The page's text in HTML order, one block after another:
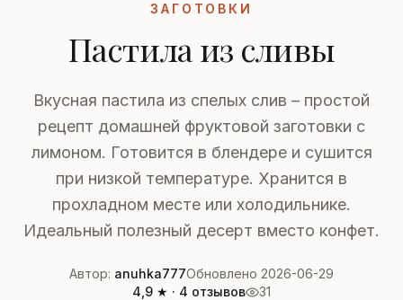
ЗАГОТОВКИ
Пастила из сливы
Вкусная пастила из спелых слив – простой
рецепт домашней фруктовой заготовки с
лимоном. Готовится в блендере и сушится
при низкой температуре. Хранится в
прохладном месте или холодильнике.
Идеальный полезный десерт вместо конфет.
Автор: anuhka777Обновлено 2026-06-29
4,9 ★ · 4 отзывов
31